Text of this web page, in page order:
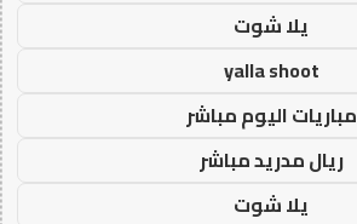
يلا شوت
yalla shoot
مباريات اليوم مباشر
ريال مدريد مباشر
يلا شوت